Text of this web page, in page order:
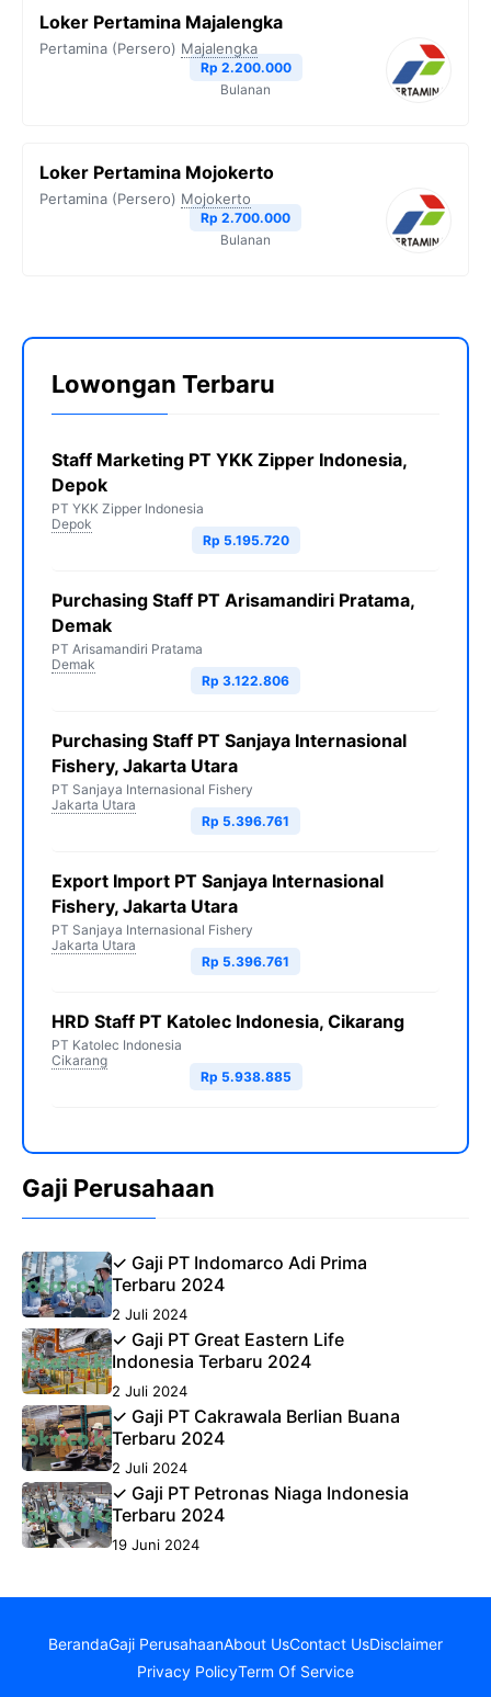
Loker Pertamina Majalengka
Pertamina (Persero) Majalengka
Rp 2.200.000
Bulanan
Loker Pertamina Mojokerto
Pertamina (Persero) Mojokerto
Rp 2.700.000
Bulanan
Lowongan Terbaru
Staff Marketing PT YKK Zipper Indonesia,
Depok
PT YKK Zipper Indonesia
Depok
Rp 5.195.720
Purchasing Staff PT Arisamandiri Pratama,
Demak
PT Arisamandiri Pratama
Demak
Rp 3.122.806
Purchasing Staff PT Sanjaya Internasional
Fishery, Jakarta Utara
PT Sanjaya Internasional Fishery
Jakarta Utara
Rp 5.396.761
Export Import PT Sanjaya Internasional
Fishery, Jakarta Utara
PT Sanjaya Internasional Fishery
Jakarta Utara
Rp 5.396.761
HRD Staff PT Katolec Indonesia, Cikarang
PT Katolec Indonesia
Cikarang
Rp 5.938.885
Gaji Perusahaan
✓ Gaji PT Indomarco Adi Prima
Terbaru 2024
2 Juli 2024
✓ Gaji PT Great Eastern Life
Indonesia Terbaru 2024
2 Juli 2024
✓ Gaji PT Cakrawala Berlian Buana
Terbaru 2024
2 Juli 2024
✓ Gaji PT Petronas Niaga Indonesia
Terbaru 2024
19 Juni 2024
BerandaGaji PerusahaanAbout UsContact UsDisclaimer
Privacy PolicyTerm Of Service